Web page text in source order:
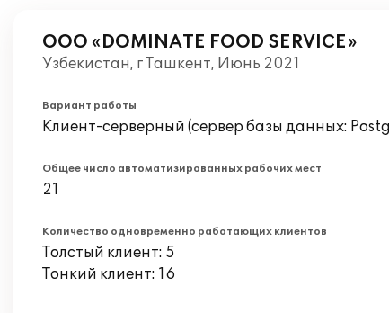
ООО «DOMINATE FOOD SERVICE»
Узбекистан, г Ташкент, Июнь 2021
Вариант работы
Клиент-серверный (сервер базы данных:
Общее число автоматизированных рабочих мест
21
Количество одновременно работающих клиентов
Толстый клиент: 5
Тонкий клиент: 16